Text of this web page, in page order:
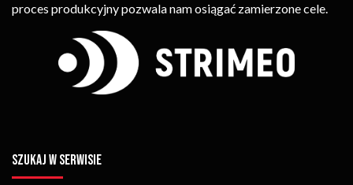
proces produkcyjny pozwala nam osiągać zamierzone cele.
SZUKAJ W SERWISIE